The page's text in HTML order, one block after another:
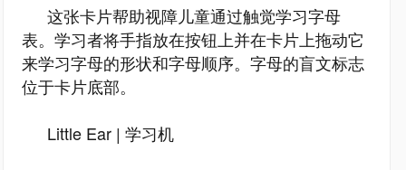
这张卡片帮助视障儿童通过触觉学习字母
表。学习者将手指放在按钮上并在卡片上拖动它
来学习字母的形状和字母顺序。字母的盲文标志
位于卡片底部。
Little Ear | 学习机